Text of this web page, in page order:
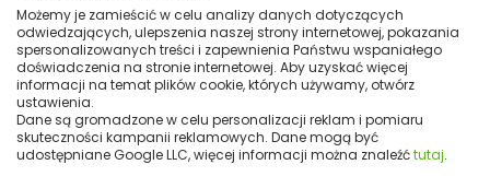
Możemy je zamieścić w celu analizy danych dotyczących
odwiedzających, ulepszenia naszej strony internetowej, pokazania
spersonalizowanych treści i zapewnienia Państwu wspaniałego
doświadczenia na stronie internetowej. Aby uzyskać więcej
informacji na temat plików cookie, których używamy, otwórz
ustawienia.
Dane są gromadzone w celu personalizacji reklam i pomiaru
skuteczności kampanii reklamowych. Dane mogą być
udostępniane Google LLC, więcej informacji można znaleźćtutaj.
With Eco and Comfort modes, the heater allows flexible control of
power and energy use. An electronic thermostat and digital control
panel with an LCD display ensure intuitive operation, while the built-in
timer lets you schedule heating times.
The PORTO 2000 W is equipped with advanced safety features,
including a child lock, IP24 protection rating, and overheating
protection. It is an efficient and stylish heat source, perfect for living
rooms, offices, and bedrooms.